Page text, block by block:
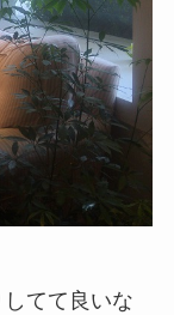
てて良いな